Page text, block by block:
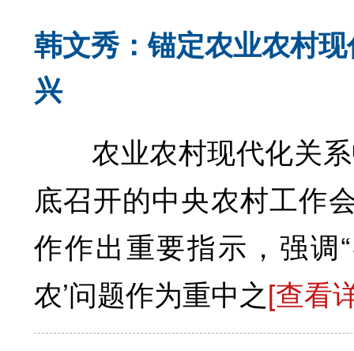
韩文秀：锚定农业农村
兴
农业农村现代化关系
底召开的中央农村工作
作作出重要指示，强调
农’问题作为重中之[查看